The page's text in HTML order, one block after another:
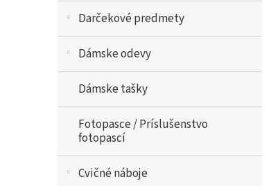
Darčekové predmety
Dámske odevy
Dámske tašky
Fotopasce / Príslušenstvo
fotopascí
Cvičné náboje